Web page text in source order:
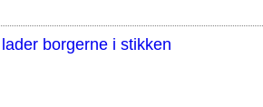
borgerne i stikken